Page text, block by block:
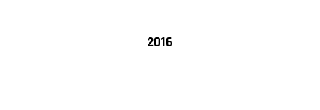
2016